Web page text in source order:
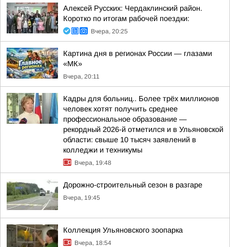
Алексей Русских: Чердаклинский район.
Коротко по итогам рабочей поездки:
Вчера, 20:25
Картина дня в регионах России — глазами
«МК»
Вчера, 20:11
Кадры для больниц.. Более трёх миллионов
человек хотят получить среднее
профессиональное образование —
рекордный 2026-й отметился и в Ульяновской
области: свыше 10 тысяч заявлений в
колледжи и техникумы
Вчера, 19:48
Дорожно-строительный сезон в разгаре
Вчера, 19:45
Коллекция Ульяновского зоопарка
Вчера, 18:54